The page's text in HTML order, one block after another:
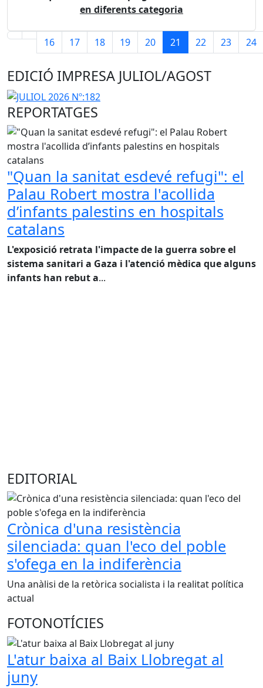
en diferents categoria
Pàgina 21 de 27
16 17 18 19 20 21 22 23 24
EDICIÓ IMPRESA JULIOL/AGOST
REPORTATGES
"Quan la sanitat esdevé refugi": el
Palau Robert mostra l'acollida
d’infants palestins en hospitals
catalans
L'exposició retrata l'impacte de la guerra sobre el
sistema sanitari a Gaza i l'atenció mèdica que alguns
infants han rebut a...
EDITORIAL
Crònica d'una resistència
silenciada: quan l'eco del poble
s'ofega en la indiferència
Una anàlisi de la retòrica socialista i la realitat política
actual
FOTONOTÍCIES
L'atur baixa al Baix Llobregat al
juny